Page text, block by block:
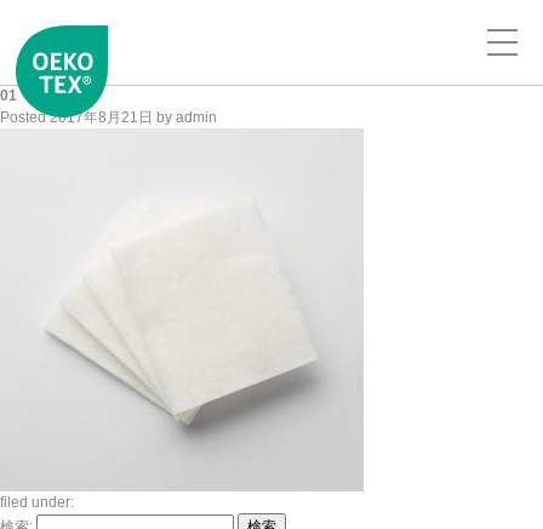
01
Posted2017年8月21日 by admin
filed under: